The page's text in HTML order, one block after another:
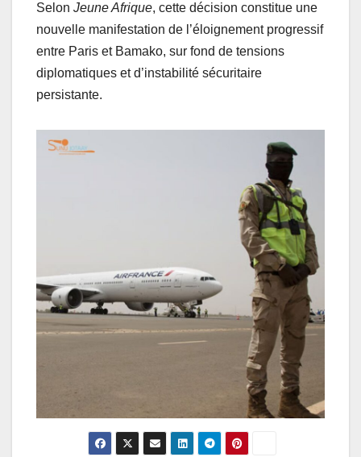
Selon Jeune Afrique, cette décision constitue une
nouvelle manifestation de l’éloignement progressif
entre Paris et Bamako, sur fond de tensions
diplomatiques et d’instabilité sécuritaire
persistante.